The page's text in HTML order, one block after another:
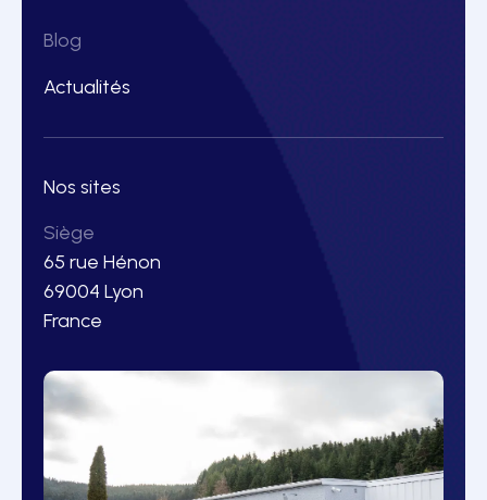
Blog
Actualités
Nos sites
Siège
65 rue Hénon
69004 Lyon
France